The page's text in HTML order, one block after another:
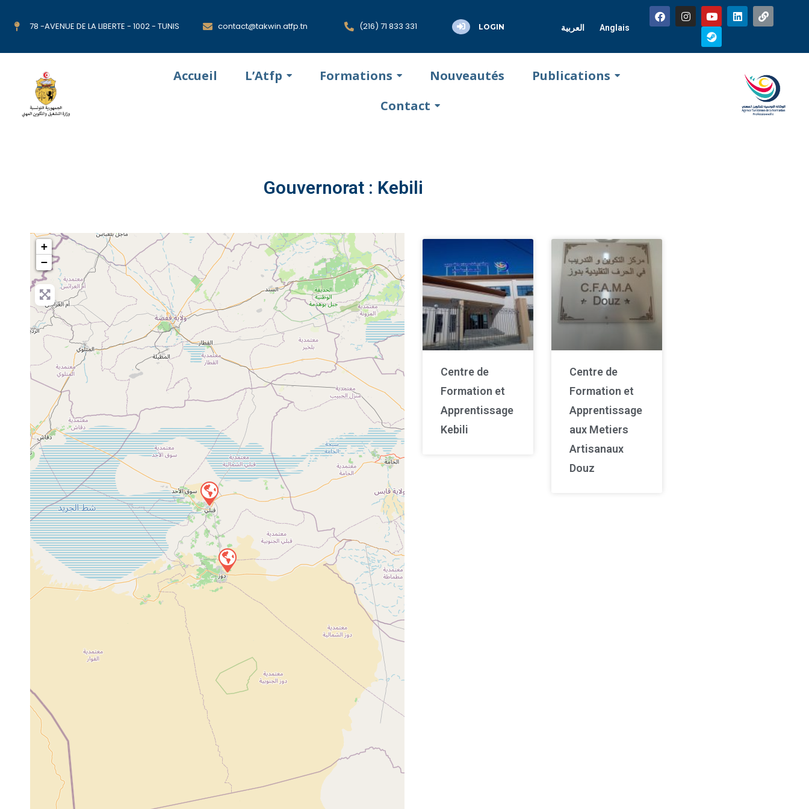
78 -AVENUE DE LA LIBERTE - 1002 - TUNIS contact@takwin.atfp.tn (216) 71 833 331 LOGIN العربية Anglais
Accueil L’Atfp Formations Nouveautés
Publications
Contact
Gouvernorat : Kebili
+
−
Centre de
Formation et
Apprentissage
Kebili
Centre de
Formation et
Apprentissage
aux Metiers
Artisanaux
Douz